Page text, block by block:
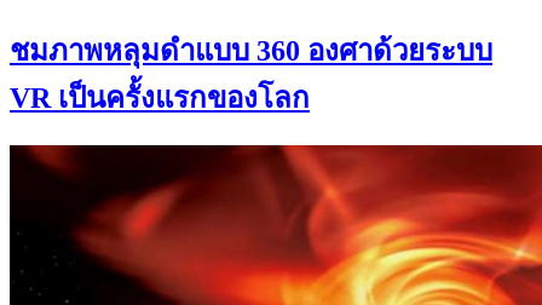
ชมภาพหลุมดำแบบ 360 องศาด้วยระบบ
VR เป็นครั้งแรกของโลก